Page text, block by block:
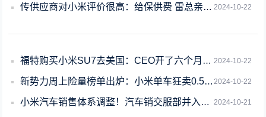
2024-10-22
传供应商对小米评价很高：给保供费 雷总亲自表达谢意
2024-10-22
福特购买小米SU7去美国：CEO开了六个月不想换
2024-10-22
新势力周上险量榜单出炉：小米单车狂卖0.56万台、猛冲至第四
2024-10-21
小米汽车销售体系调整！汽车销交服部并入中国区 王晓雁统管